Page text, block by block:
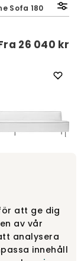
att ge dig
av vår
analysera
innehåll
Sofa 180
26 040 kr
Sofa 300
Fra41 540 kr